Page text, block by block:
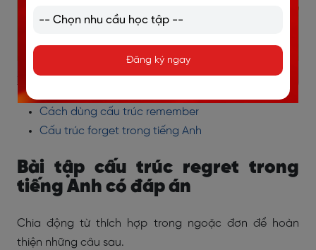
Xem thêm:
Cách dùng cấu trúc remember
Cấu trúc forget trong tiếng Anh
Bài tập cấu trúc regret trong
tiếng Anh có đáp án
Chia động từ thích hợp trong ngoặc đơn để hoàn
thiện những câu sau.
Đăng ký ngay